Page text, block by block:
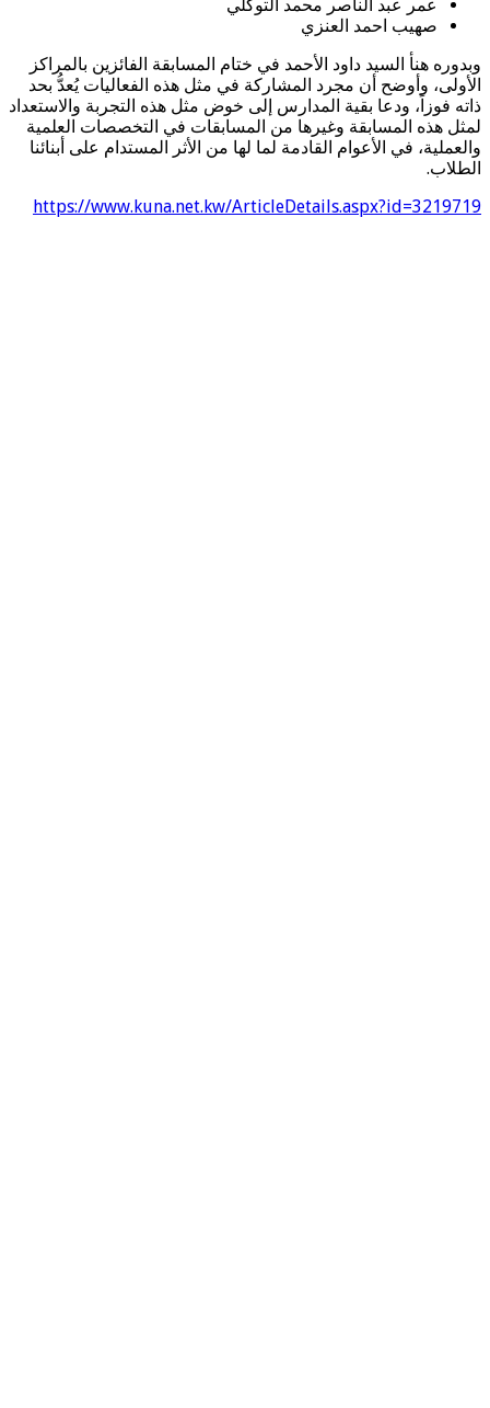
عمر عبد الناصر محمد التوكلي
صهيب احمد العنزي
وبدوره هنأ السيد داود الأحمد في ختام المسابقة الفائزين بالمراكز
الأولى، وأوضح أن مجرد المشاركة في مثل هذه الفعاليات يُعدُّ بحد
ذاته فوزاً، ودعا بقية المدارس إلى خوض مثل هذه التجربة والاستعداد
لمثل هذه المسابقة وغيرها من المسابقات في التخصصات العلمية
والعملية، في الأعوام القادمة لما لها من الأثر المستدام على أبنائنا
الطلاب.
https://www.kuna.net.kw/ArticleDetails.aspx?id=3219719